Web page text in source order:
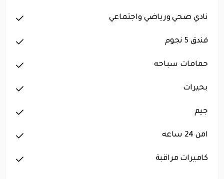
نادي صحي ورياضي واجتماعي
فندق 5 نجوم
حمامات سباحه
بحيرات
جيم
امن 24 ساعه
كاميرات مراقبة